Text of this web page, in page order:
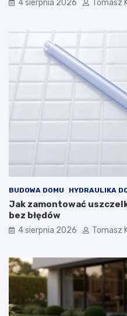
4 sierpnia 2026 Tomasz
BUDOWA DOMU HYDRAULIKA
Jak zamontować
bez błędów
4 sierpnia 2026 Tomasz